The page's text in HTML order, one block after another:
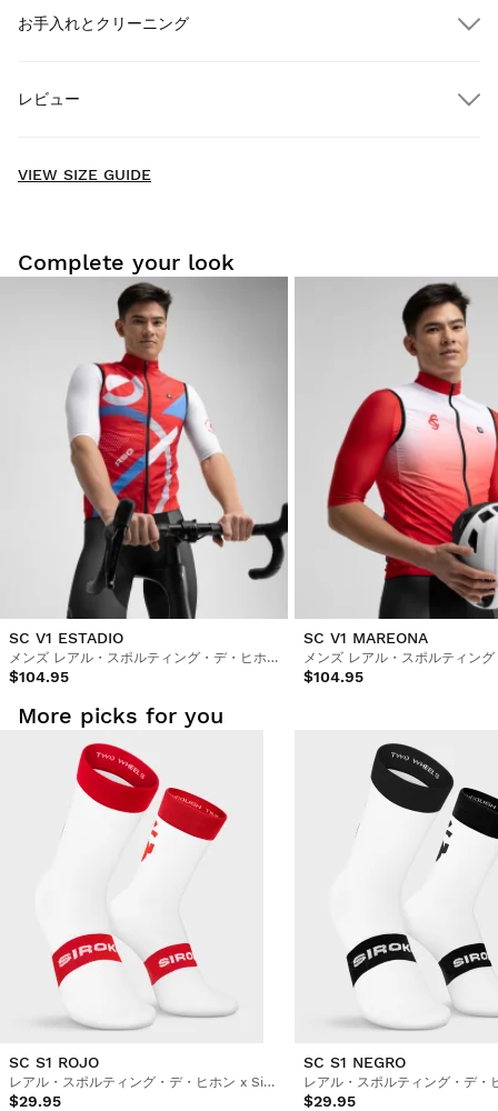
宅配 $300.00以上のご注文で送料無料
衛生および安全上の理由から、この製品の交換または返品は、未
使用で、元の状態とパッケージがそのままの場合に限り受け付け
ることができます。
お手入れとクリーニング
レビュー
VIEW SIZE GUIDE
Complete your look
SC V1 ESTADIO
メンズ レアル・スポルティング・デ・ヒホン × シロコ 防風サイクリングベスト
$104.95
SC V1 MAREONA
$104.95
More picks for you
SC S1 ROJO
レアル・スポルティング・デ・ヒホン x Siroko サイクリング・ソックス
$29.95
SC S1 NEGRO
$29.95